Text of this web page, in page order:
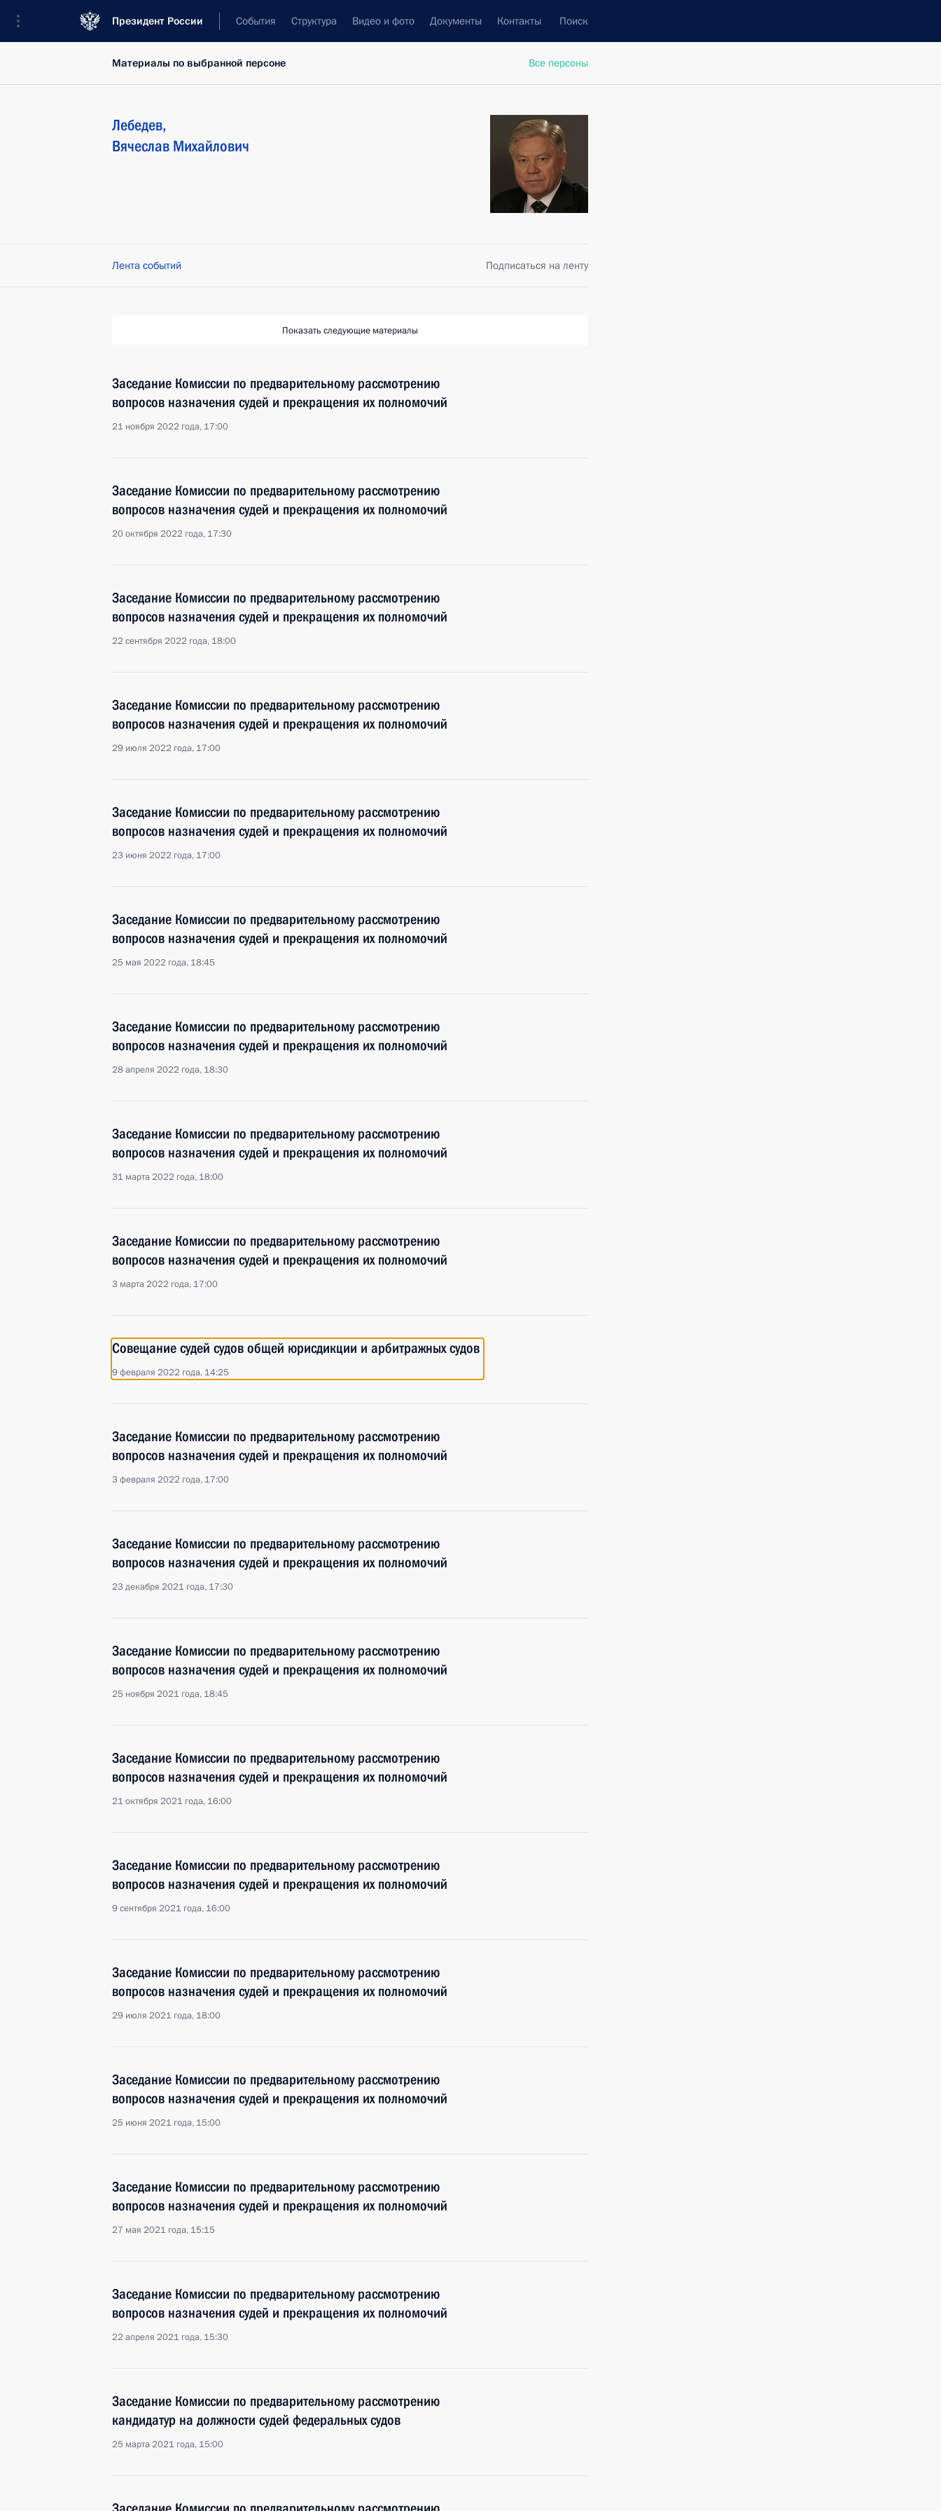
Президент России События Структура Видео и фото Документы Контакты Поиск
Все персоны
Материалы по выбранной персоне
Лебедев,
Вячеслав Михайлович
Лента событий Подписаться на ленту
Показать следующие материалы
Заседание Комиссии по предварительному рассмотрению
вопросов назначения судей и прекращения их полномочий
21 ноября 2022 года, 17:00
Заседание Комиссии по предварительному рассмотрению
вопросов назначения судей и прекращения их полномочий
20 октября 2022 года, 17:30
Заседание Комиссии по предварительному рассмотрению
вопросов назначения судей и прекращения их полномочий
22 сентября 2022 года, 18:00
Заседание Комиссии по предварительному рассмотрению
вопросов назначения судей и прекращения их полномочий
29 июля 2022 года, 17:00
Заседание Комиссии по предварительному рассмотрению
вопросов назначения судей и прекращения их полномочий
23 июня 2022 года, 17:00
Заседание Комиссии по предварительному рассмотрению
вопросов назначения судей и прекращения их полномочий
25 мая 2022 года, 18:45
Заседание Комиссии по предварительному рассмотрению
вопросов назначения судей и прекращения их полномочий
28 апреля 2022 года, 18:30
Заседание Комиссии по предварительному рассмотрению
вопросов назначения судей и прекращения их полномочий
31 марта 2022 года, 18:00
Заседание Комиссии по предварительному рассмотрению
вопросов назначения судей и прекращения их полномочий
3 марта 2022 года, 17:00
Совещание судей судов общей юрисдикции и арбитражных судов
9 февраля 2022 года, 14:25
Заседание Комиссии по предварительному рассмотрению
вопросов назначения судей и прекращения их полномочий
3 февраля 2022 года, 17:00
Заседание Комиссии по предварительному рассмотрению
вопросов назначения судей и прекращения их полномочий
23 декабря 2021 года, 17:30
Заседание Комиссии по предварительному рассмотрению
вопросов назначения судей и прекращения их полномочий
25 ноября 2021 года, 18:45
Заседание Комиссии по предварительному рассмотрению
вопросов назначения судей и прекращения их полномочий
21 октября 2021 года, 16:00
Заседание Комиссии по предварительному рассмотрению
вопросов назначения судей и прекращения их полномочий
9 сентября 2021 года, 16:00
Заседание Комиссии по предварительному рассмотрению
вопросов назначения судей и прекращения их полномочий
29 июля 2021 года, 18:00
Заседание Комиссии по предварительному рассмотрению
вопросов назначения судей и прекращения их полномочий
25 июня 2021 года, 15:00
Заседание Комиссии по предварительному рассмотрению
вопросов назначения судей и прекращения их полномочий
27 мая 2021 года, 15:15
Заседание Комиссии по предварительному рассмотрению
вопросов назначения судей и прекращения их полномочий
22 апреля 2021 года, 15:30
Заседание Комиссии по предварительному рассмотрению
кандидатур на должности судей федеральных судов
25 марта 2021 года, 15:00